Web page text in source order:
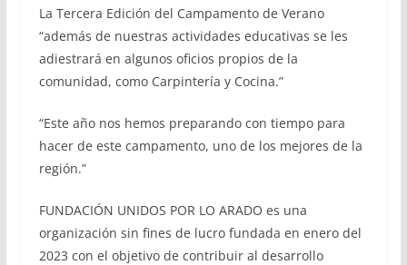
La Tercera Edición del Campamento de Verano
“además de nuestras actividades educativas se les
adiestrará en algunos oficios propios de la
comunidad, como Carpintería y Cocina.”
“Este año nos hemos preparando con tiempo para
hacer de este campamento, uno de los mejores de la
región.”
FUNDACIÓN UNIDOS POR LO ARADO es una
organización sin fines de lucro fundada en enero del
2023 con el objetivo de contribuir al desarrollo